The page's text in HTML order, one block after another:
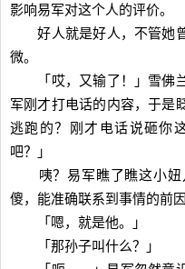
影响易军对这个人的评价。
好人就是好人，不管她曾
微。
「哎，又输了！」雪佛兰
军刚才打电话的内容，于是
逃跑的？刚才电话说砸你
吧？」
咦？易军瞧了瞧这小妞
傻，能准确联系到事情的前因
「嗯，就是他。」
「那孙子叫什么？」